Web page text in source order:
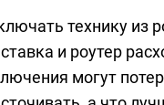
технику из
и роутер
могут